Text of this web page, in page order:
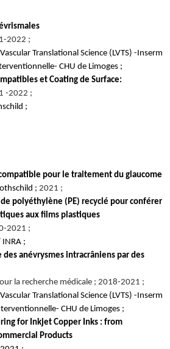
2022 ;
Translational Science (LVTS) -Inserm
CHU de Limoges ;
et Coating de Surface:
-2022 ;
;
pour le traitement du glaucome
; 2021 ;
polyéthylène (PE) recyclé pour conférer
aux films plastiques
2021 ;
;
anévrysmes intracrâniens par des
la recherche médicale ; 2018-2021 ;
Translational Science (LVTS) -Inserm
CHU de Limoges ;
for Inkjet Copper Inks : from
Products